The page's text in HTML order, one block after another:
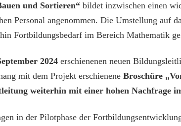
und Sortieren“ bildet inzwischen einen
Personal angenommen. Die Umstellung auf
Fortbildungsbedarf im Bereich Mathematik
2024 erschienenen neuen
mit dem Projekt erschienene Broschüre
weiterhin mit einer hohen Nachfrage
in der Pilotphase der